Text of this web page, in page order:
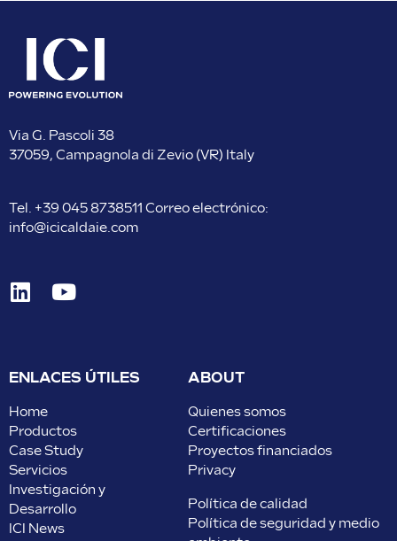
Via G. Pascoli 38
37059, Campagnola di Zevio (VR) Italy
Tel. +39 045 8738511 Correo electrónico:
info@icicaldaie.com
ENLACES ÚTILES
Home
Productos
Case Study
Servicios
Investigación y
Desarrollo
ICI News
ABOUT
Quienes somos
Certificaciones
Proyectos financiados
Privacy
Política de calidad
Política de seguridad y medio